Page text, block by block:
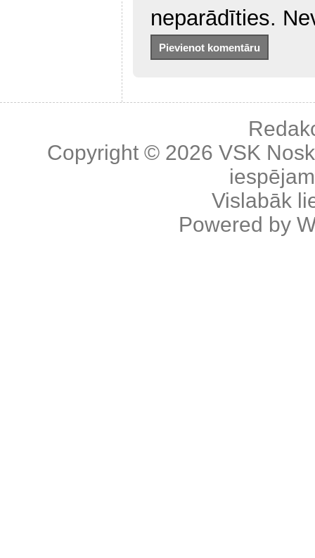
neparādīties.
Copyright © 2026 VSK
Vislabāk
Powered by